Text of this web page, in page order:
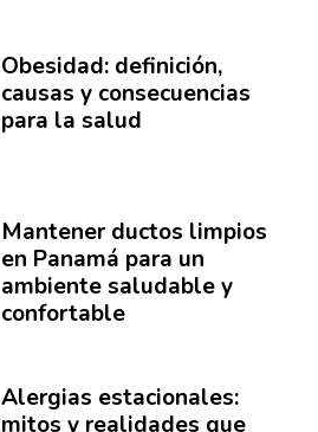
Obesidad: definición,
causas y consecuencias
para la salud
Mantener ductos limpios
en Panamá para un
ambiente saludable y
confortable
Alergias estacionales:
mitos y realidades que